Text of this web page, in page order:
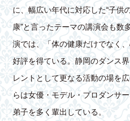
に、幅広い年代に対応した“子供
康”と言ったテーマの講演会も数
演では、「体の健康だけでなく
好評を得ている。静岡のダンス
レントとして更なる活動の場を
らは女優・モデル・プロダンサ
弟子を多く輩出している。